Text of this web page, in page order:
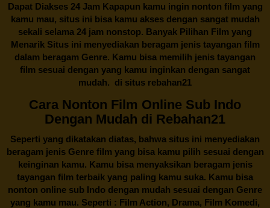
Dapat Diakses 24 Jam Kapapun kamu ingin nonton film yang
kamu mau, situs ini bisa kamu akses dengan sangat mudah
sekali selama 24 jam nonstop. Banyak Pilihan Film yang
Menarik Situs ini menyediakan beragam jenis tayangan film
dalam beragam Genre. Kamu bisa memilih jenis tayangan
film sesuai dengan yang kamu inginkan dengan sangat
mudah. di situs rebahan21
Cara Nonton Film Online Sub Indo
Dengan Mudah di Rebahan21
Seperti yang dikatakan diatas, bahwa situs ini menyediakan
beragam jenis Genre film yang bisa kamu pilih sesuai dengan
keinginan kamu. Kamu bisa menyaksikan beragam jenis
tayangan film terbaik yang paling kamu suka. Kamu bisa
nonton online sub Indo dengan mudah sesuai dengan Genre
yang kamu mau. Seperti : Film Action, Drama, Film Komedi,